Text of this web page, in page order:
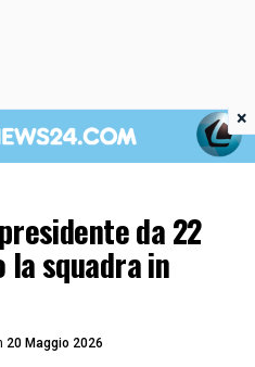
da 22
squadra in
20 Maggio 2026
×